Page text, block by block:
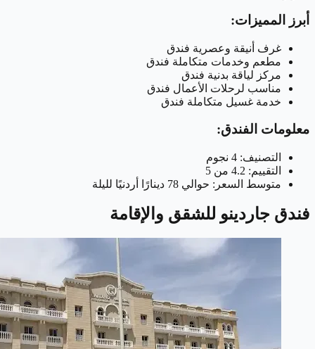
أبرز المميزات:
غرف أنيقة وعصرية فندق
مطعم وخدمات متكاملة فندق
مركز لياقة بدنية فندق
مناسب لرحلات الأعمال فندق
خدمة غسيل متكاملة فندق
معلومات الفندق:
التصنيف: 4 نجوم
التقييم: 4.2 من 5
متوسط السعر: حوالي 78 دينارًا أردنيًا لليلة
فندق جاردينو للشقق والإقامة